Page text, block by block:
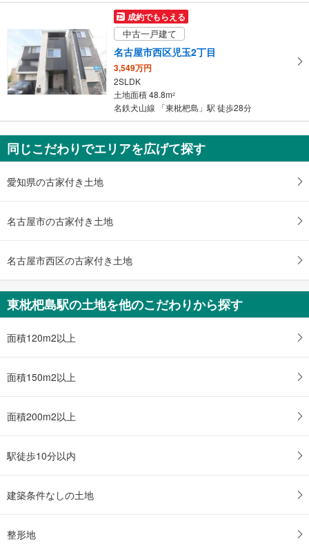
成約でもらえる
中古一戸建て
名古屋市西区児玉2丁目
3,549万円
2SLDK
土地面積 48.8m2
名鉄犬山線 「東枇杷島」駅 徒歩28分
同じこだわりでエリアを広げて探す
愛知県の古家付き土地
名古屋市の古家付き土地
名古屋市西区の古家付き土地
東枇杷島駅の土地を他のこだわりから探す
面積120m2以上
面積150m2以上
面積200m2以上
駅徒歩10分以内
建築条件なしの土地
整形地